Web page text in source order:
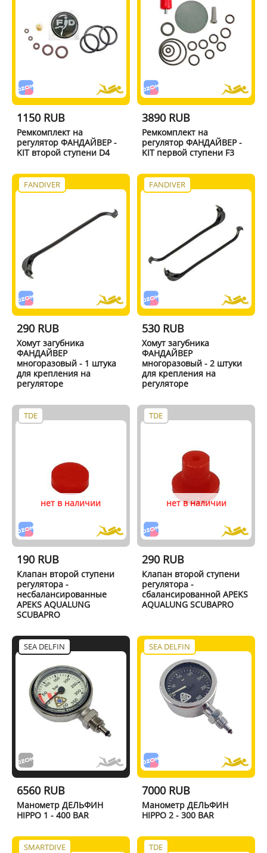
1150 RUB
Ремкомплект на
регулятор ФАНДАЙВЕР -
KIT второй ступени D4
3890 RUB
Ремкомплект на
регулятор ФАНДАЙВЕР -
KIT первой ступени F3
FANDIVER
290 RUB
Хомут загубника
ФАНДАЙВЕР
многоразовый - 1 штука
для крепления на
регуляторе
FANDIVER
530 RUB
Хомут загубника
ФАНДАЙВЕР
многоразовый - 2 штуки
для крепления на
регуляторе
TDE
нет в наличии
190 RUB
Клапан второй ступени
регулятора -
несбалансированные
APEKS AQUALUNG
SCUBAPRO
TDE
нет в наличии
290 RUB
Клапан второй ступени
регулятора -
сбалансированной APEKS
AQUALUNG SCUBAPRO
SEA DELFIN
6560 RUB
Манометр ДЕЛЬФИН
HIPPO 1 - 400 BAR
SEA DELFIN
7000 RUB
Манометр ДЕЛЬФИН
HIPPO 2 - 300 BAR
SMARTDIVE TDE